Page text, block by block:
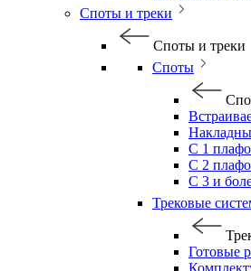
Споты и треки
Споты и треки
Споты
С 1
С 2
С 3 и
Трековые
Готовые